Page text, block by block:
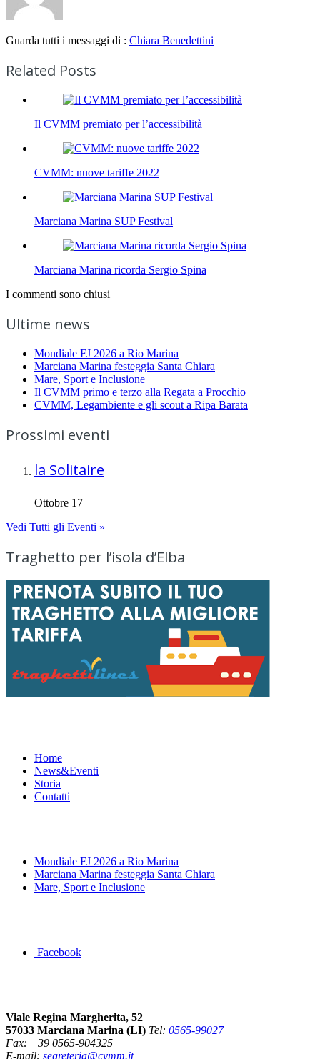
Guarda tutti i messaggi di : Chiara Benedettini
Related Posts
Il CVMM premiato per l’accessibilità
CVMM: nuove tariffe 2022
Marciana Marina SUP Festival
Marciana Marina ricorda Sergio Spina
I commenti sono chiusi
Ultime news
Mondiale FJ 2026 a Rio Marina
Marciana Marina festeggia Santa Chiara
Mare, Sport e Inclusione
Il CVMM primo e terzo alla Regata a Procchio
CVMM, Legambiente e gli scout a Ripa Barata
Prossimi eventi
la Solitaire
Ottobre 17
Vedi Tutti gli Eventi »
Traghetto per l’isola d’Elba
Home
News&Eventi
Storia
Contatti
Mondiale FJ 2026 a Rio Marina
Marciana Marina festeggia Santa Chiara
Mare, Sport e Inclusione
Facebook
Viale Regina Margherita, 52
57033 Marciana Marina (LI) Tel: 0565-99027
Fax: +39 0565-904325
E-mail: segreteria@cvmm.it